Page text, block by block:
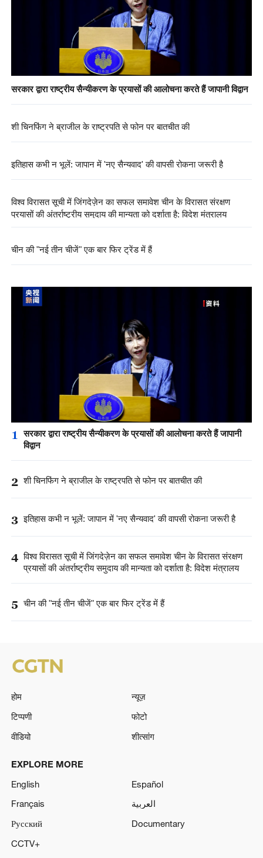
सरकार द्वारा राष्ट्रीय सैन्यीकरण के प्रयासों की आलोचना करते हैं जापानी विद्वान
शी चिनफिंग ने ब्राजील के राष्ट्रपति से फोन पर बातचीत की
इतिहास कभी न भूलें: जापान में 'नए सैन्यवाद' की वापसी रोकना जरूरी है
विश्व विरासत सूची में जिंगदेज़ेन का सफल समावेश चीन के विरासत संरक्षण
प्रयासों की अंतर्राष्ट्रीय समुदाय की मान्यता को दर्शाता है: विदेश मंत्रालय
चीन की "नई तीन चीजें" एक बार फिर ट्रेंड में हैं
1
सरकार द्वारा राष्ट्रीय सैन्यीकरण के प्रयासों की आलोचना करते हैं जापानी
विद्वान
2 शी चिनफिंग ने ब्राजील के राष्ट्रपति से फोन पर बातचीत की
3 इतिहास कभी न भूलें: जापान में 'नए सैन्यवाद' की वापसी रोकना जरूरी है
4 विश्व विरासत सूची में जिंगदेज़ेन का सफल समावेश चीन के विरासत संरक्षण
प्रयासों की अंतर्राष्ट्रीय समुदाय की मान्यता को दर्शाता है: विदेश मंत्रालय
5 चीन की "नई तीन चीजें" एक बार फिर ट्रेंड में हैं
होम
न्यूज़
टिप्पणी
फोटो
वीडियो
शीत्सांग
EXPLORE MORE
English
Español
Français
العربية
Русский
Documentary
CCTV+